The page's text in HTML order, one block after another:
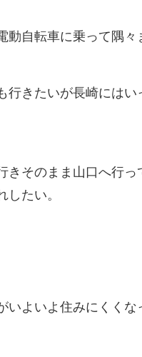
動自転車に乗って隅
行きたいが長崎には
きそのまま山口へ行
したい。
いよいよ住みにくく